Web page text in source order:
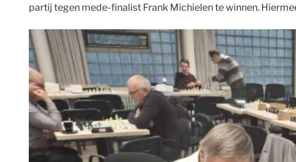
partij tegen mede-finalist Frank Michielen te winnen.